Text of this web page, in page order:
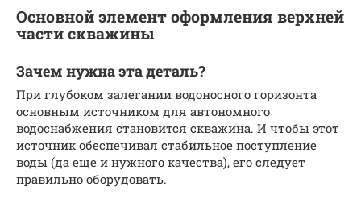
Основной элемент оформления верхней
части скважины
Зачем нужна эта деталь?
При глубоком залегании водоносного горизонта
основным источником для автономного
водоснабжения становится скважина. И чтобы этот
источник обеспечивал стабильное поступление
воды (да еще и нужного качества), его следует
правильно оборудовать.